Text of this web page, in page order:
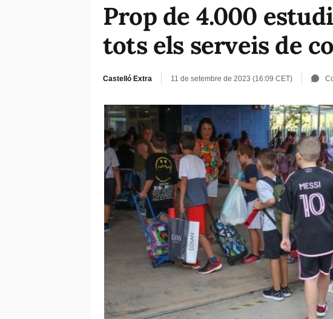
Prop de 4.000
tots els serveis de
Castelló Extra 11 de setembre de 2023 (16:09 CET)